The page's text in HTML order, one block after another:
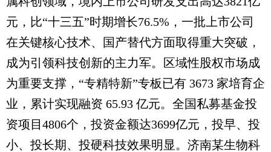
元，比“十三五”时期增长76.5%，一批上市公司
在关键核心技术、国产替代方面取得重大突破，
成为引领科技创新的主力军。区域性股权市场成
为重要支撑，“专精特新”专板已有 3673 家培育企
业，累计实现融资 65.93 亿元。全国私募基金投
资项目4806个，投资金额达3699亿元，投早、投
小、投长期、投硬科技效果明显。济南某生物科